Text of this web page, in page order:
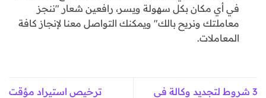
في أي مكان بكل سهولة ويسر، رافعين شعار "ننجز
معاملتك ونريح بالك" ويمكنك التواصل معنا لإنجاز كافة
المعاملات.
3 شروط لتجديد وكالة في
ترخيص استيراد مؤقت